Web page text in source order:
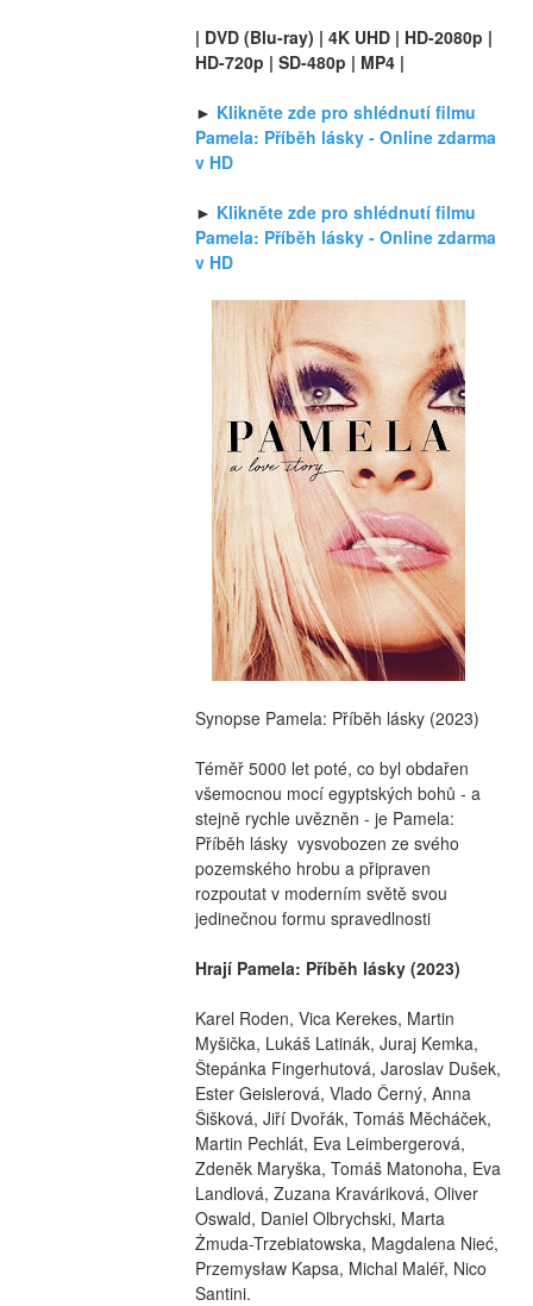
| DVD (Blu-ray) | 4K UHD | HD-2080p |
HD-720p | SD-480p | MP4 |
► Klikněte zde pro shlédnutí filmu
Pamela: Příběh lásky - Online zdarma
v HD
► Klikněte zde pro shlédnutí filmu
Pamela: Příběh lásky - Online zdarma
v HD
Synopse Pamela: Příběh lásky (2023)
Téměř 5000 let poté, co byl obdařen
všemocnou mocí egyptských bohů - a
stejně rychle uvězněn - je Pamela:
Příběh lásky  vysvobozen ze svého
pozemského hrobu a připraven
rozpoutat v moderním světě svou
jedinečnou formu spravedlnosti
Hrají Pamela: Příběh lásky (2023)
Karel Roden, Vica Kerekes, Martin
Myšička, Lukáš Latinák, Juraj Kemka,
Štepánka Fingerhutová, Jaroslav Dušek,
Ester Geislerová, Vlado Černý, Anna
Šišková, Jiří Dvořák, Tomáš Měcháček,
Martin Pechlát, Eva Leimbergerová,
Zdeněk Maryška, Tomáš Matonoha, Eva
Landlová, Zuzana Kraváriková, Oliver
Oswald, Daniel Olbrychski, Marta
Żmuda-Trzebiatowska, Magdalena Nieć,
Przemysław Kapsa, Michal Maléř, Nico
Santini.